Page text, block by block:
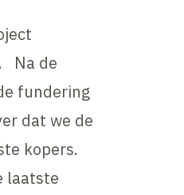
Na de
fundering
dat we de
kopers.
laatste